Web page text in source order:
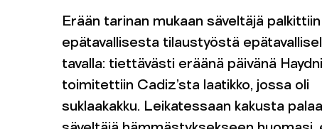
Erään tarinan mukaan säveltäjä palkittiin
epätavallisesta tilaustyöstä
tavalla: tiettävästi eräänä päivänä
toimitettiin Cadiz’sta laatikko, jossa oli
suklaakakku. Leikatessaan kakusta palaa